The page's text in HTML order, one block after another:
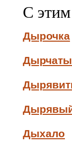
С
Дырочка
Дыхало